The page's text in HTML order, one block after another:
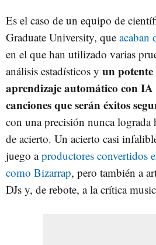
Es el caso de un equipo de
Graduate University, que acaban
en el que han utilizado varias
análisis estadísticos y un
aprendizaje automático con
canciones que serán éxitos
con una precisión nunca lograda
de acierto. Un acierto casi
juego aproductores convertidos
como Bizarrap, pero también a
DJs y, de rebote, a la crítica